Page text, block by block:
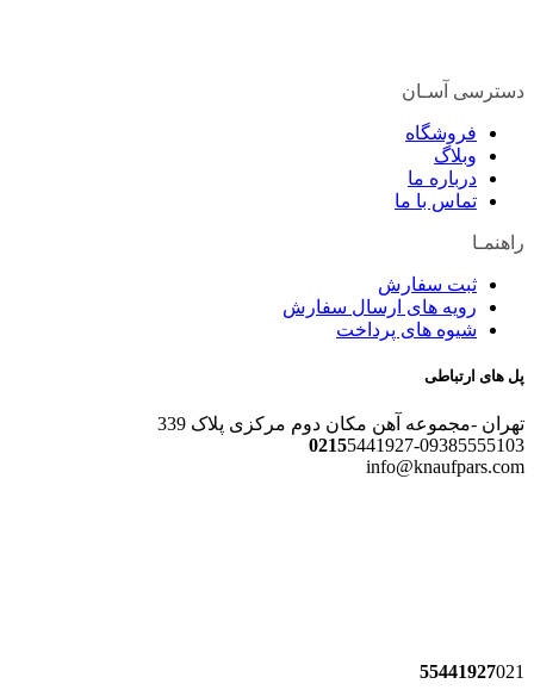
آسـان
فروشگاه
وبلاگ
درباره ما
تماس با ما
ثبت سفارش
رویه های ارسال سفارش
شیوه های پرداخت
های ارتباطی
-مجموعه آهن مکان دوم مرکزی پلاک 339
02155441927-
55441927